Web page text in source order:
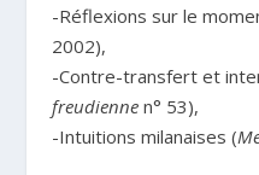
-Réflexions sur le
2002),
-Contre-transfert et
freudiennen° 53),
-Intuitions milanaises (